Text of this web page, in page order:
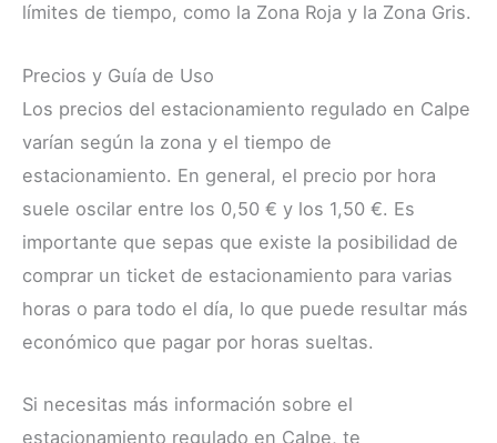
límites de tiempo, como la Zona Roja y la Zona Gris.
Precios y Guía de Uso
Los precios del estacionamiento regulado en Calpe
varían según la zona y el tiempo de
estacionamiento. En general, el precio por hora
suele oscilar entre los 0,50 € y los 1,50 €. Es
importante que sepas que existe la posibilidad de
comprar un ticket de estacionamiento para varias
horas o para todo el día, lo que puede resultar más
económico que pagar por horas sueltas.
Si necesitas más información sobre el
estacionamiento regulado en Calpe, te